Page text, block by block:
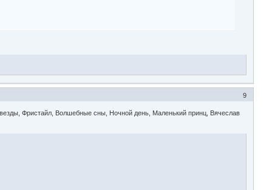
9
Фристайл, Волшебные сны, Ночной день, Маленький принц, Вячеслав